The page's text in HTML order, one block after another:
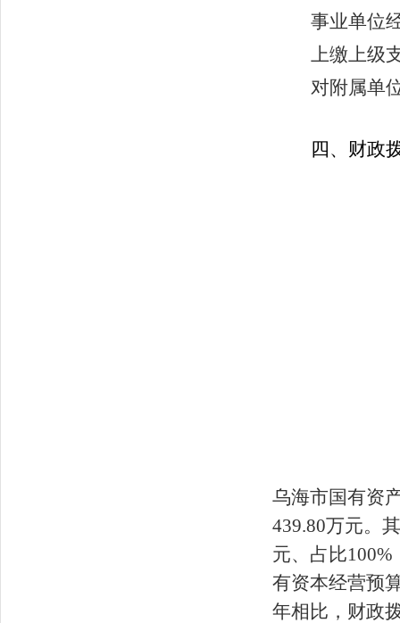
事业单位
上缴上级
对附属单
四、财政
乌海市国有资
439.80万元。
元、占比
有资本经营预
年相比，财政